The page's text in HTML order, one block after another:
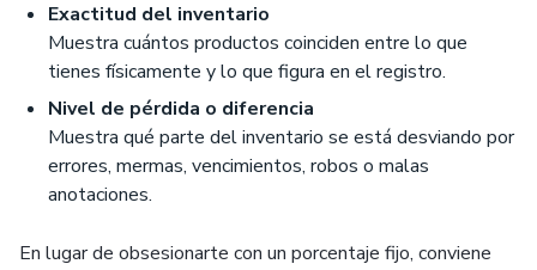
Exactitud del inventario
Muestra cuántos productos coinciden entre lo que
tienes físicamente y lo que figura en el registro.
Nivel de pérdida o diferencia
Muestra qué parte del inventario se está desviando por
errores, mermas, vencimientos, robos o malas
anotaciones.
En lugar de obsesionarte con un porcentaje fijo, conviene